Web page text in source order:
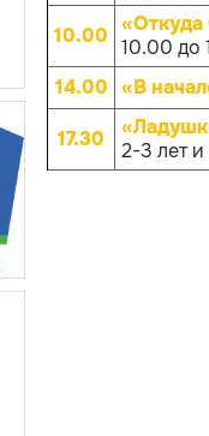
10.00 10.00 до
14.00 «В
17.30
2-3 лет